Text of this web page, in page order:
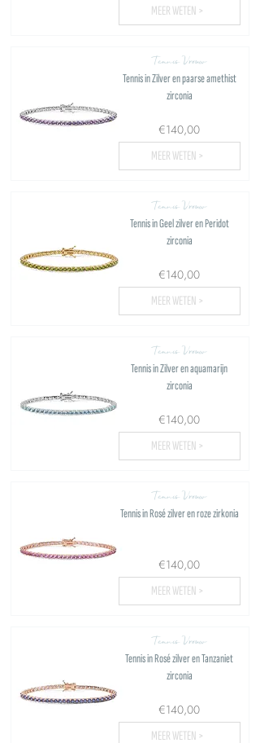
MEER WETEN >
Tennis Vrouw
Tennis in Zilver en paarse amethist
zirconia
€140,00
MEER WETEN >
Tennis Vrouw
Tennis in Geel zilver en Peridot
zirconia
€140,00
MEER WETEN >
Tennis Vrouw
Tennis in Zilver en aquamarijn
zirconia
€140,00
MEER WETEN >
Tennis Vrouw
Tennis in Rosé zilver en roze zirkonia
€140,00
MEER WETEN >
Tennis Vrouw
Tennis in Rosé zilver en Tanzaniet
zirconia
€140,00
MEER WETEN >